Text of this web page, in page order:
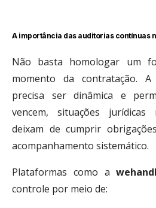
A importância das auditorias contínuas
Não basta homologar um
momento da contratação. A
precisa ser dinâmica e
vencem, situações jurídicas
deixam de cumprir
acompanhamento sistemático.
Plataformas como a
controle por meio de: